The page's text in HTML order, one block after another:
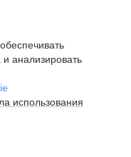
анализировать
использования